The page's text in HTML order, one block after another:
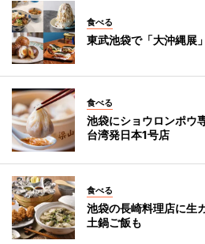
食べる
東武池袋で「大沖縄
食べる
池袋にショウロンポウ
台湾発日本1号店
食べる
池袋の長崎料理店に
土鍋ご飯も